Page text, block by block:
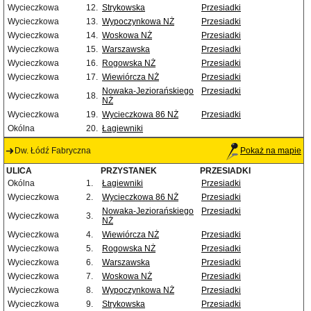
Wycieczkowa
12. Strykowska
Przesiadki
Wycieczkowa
13. Wypoczynkowa NŻ
Przesiadki
Wycieczkowa
14. Woskowa NŻ
Przesiadki
Wycieczkowa
15. Warszawska
Przesiadki
Wycieczkowa
16. Rogowska NŻ
Przesiadki
Wycieczkowa
17. Wiewiórcza NŻ
Przesiadki
Wycieczkowa
18. Nowaka-Jeziorańskiego
NŻ
Przesiadki
Wycieczkowa 19. Wycieczkowa 86 NŻ
Przesiadki
Okólna
20. Łagiewniki
Dw. Łódź Fabryczna Pokaż na mapie
ULICA PRZYSTANEK
PRZESIADKI
Okólna
1. Łagiewniki
Przesiadki
Wycieczkowa
2. Wycieczkowa 86 NŻ
Przesiadki
Wycieczkowa
3.
Nowaka-Jeziorańskiego
NŻ
Przesiadki
Wycieczkowa 4. Wiewiórcza NŻ
Przesiadki
Wycieczkowa
5. Rogowska NŻ
Przesiadki
Wycieczkowa
6. Warszawska
Przesiadki
Wycieczkowa
7. Woskowa NŻ
Przesiadki
Wycieczkowa
8. Wypoczynkowa NŻ
Przesiadki
Wycieczkowa
9. Strykowska Przesiadki